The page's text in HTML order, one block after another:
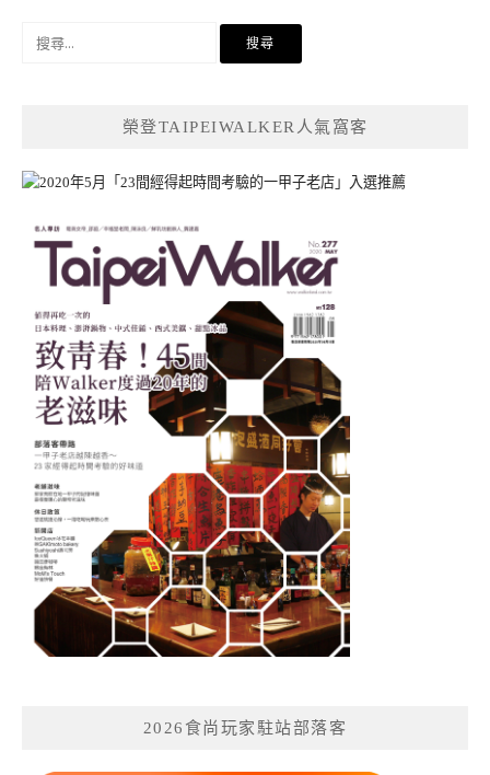
榮登TAIPEIWALKER人氣窩客
2026食尚玩家駐站部落客